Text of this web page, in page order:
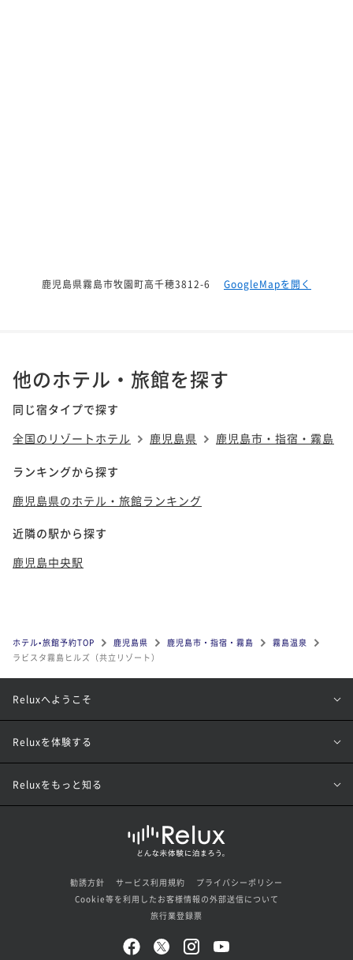
鹿児島県霧島市牧園町高千穂3812-6 GoogleMapを開く
他のホテル・旅館を探す
同じ宿タイプで探す
全国のリゾートホテル
鹿児島県 鹿児島市・指宿・霧島
ランキングから探す
鹿児島県のホテル・旅館ランキング
近隣の駅から探す
鹿児島中央駅
ホテル•旅館予約TOP 鹿児島県 鹿児島市・指宿・霧島
霧島温泉
ラビスタ霧島ヒルズ（共立リゾート）
Reluxへようこそ
Reluxを体験する
Reluxをもっと知る
勧誘方針 サービス利用規約
プライバシーポリシー
Cookie等を利用したお客様情報の外部送信について
旅行業登録票